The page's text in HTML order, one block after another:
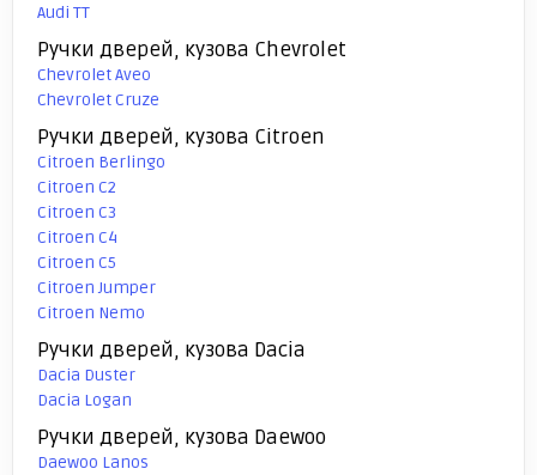
Audi TT
Ручки дверей, кузова Chevrolet
Chevrolet Aveo
Chevrolet Cruze
Ручки дверей, кузова Citroen
Citroen Berlingo
Citroen C2
Citroen C3
Citroen C4
Citroen C5
Citroen Jumper
Citroen Nemo
Ручки дверей, кузова Dacia
Dacia Duster
Dacia Logan
Ручки дверей, кузова Daewoo
Daewoo Lanos